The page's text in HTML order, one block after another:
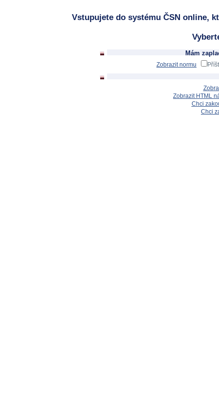
Vstupujete do systému ČSN online,
Mám
Zobrazit normu
Zobrazit HTML
Chci
Chci